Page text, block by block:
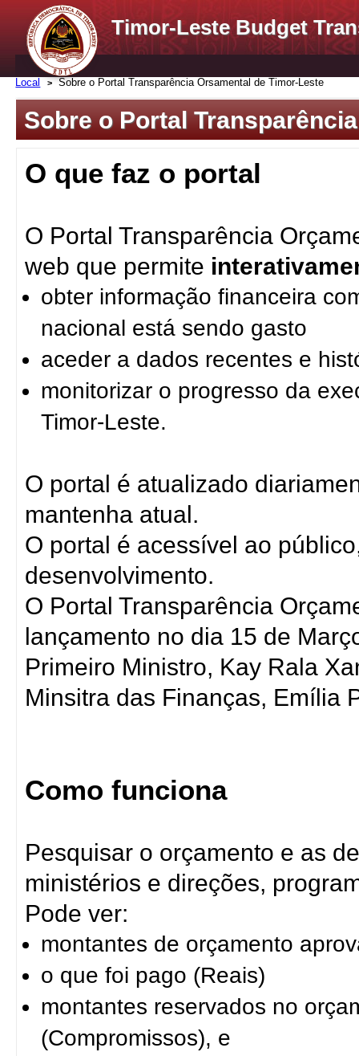
Timor-Leste Budget
Local Sobre o Portal Transparência Orsamental de Timor-Leste
Sobre o Portal
O que faz o portal
O Portal Transparência
web que permite
obter informação financeira
nacional está sendo gasto
aceder a dados recentes e
monitorizar o progresso da
Timor-Leste.
O portal é atualizado
mantenha atual.
O portal é acessível ao
desenvolvimento.
O Portal Transparência
lançamento no dia 15 de
Primeiro Ministro, Kay Rala
Minsitra das Finanças, Emília
Como funciona
Pesquisar o orçamento e as
ministérios e direções,
Pode ver:
montantes de orçamento
o que foi pago (Reais)
montantes reservados no
(Compromissos), e